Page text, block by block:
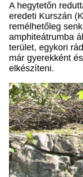
A hegytetőn
eredeti Kurszán
remélhetőleg
amphiteátrumba
terület, egykori
már gyerekként
elkészíteni.